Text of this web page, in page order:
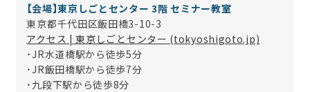
【会場】東京しごとセンター 3階 セミナー教室
東京都千代田区飯田橋3-10-3
アクセス | 東京しごとセンター (tokyoshigoto.jp)
・JR水道橋駅から徒歩5分
・JR飯田橋駅から徒歩7分
・九段下駅から徒歩8分